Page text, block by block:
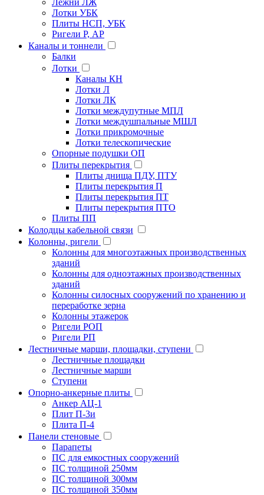
Лотки УБК
Плиты НСП, УБК
Ригели Р, АР
Каналы и тоннели
Балки
Лотки
Каналы КН
Лотки Л
Лотки ЛК
Лотки междупутные МПЛ
Лотки междушпальные МШЛ
Лотки прикромочные
Лотки телескопические
Опорные подушки ОП
Плиты перекрытия
Плиты днища ПДУ, ПТУ
Плиты перекрытия П
Плиты перекрытия ПТ
Плиты перекрытия ПТО
Плиты ПП
Колодцы кабельной связи
Колонны, ригели
Колонны для многоэтажных производственных
зданий
Колонны для одноэтажных производственных
зданий
Колонны силосных сооружений по хранению и
переработке зерна
Колонны этажерок
Ригели РОП
Ригели РП
Лестничные марши, площадки, ступени
Лестничные площадки
Лестничные марши
Ступени
Опорно-анкерные плиты
Анкер АЦ-1
Плит П-3и
Плита П-4
Панели стеновые
Парапеты
ПС для емкостных сооружений
ПС толщиной 250мм
ПС толщиной 300мм
ПС толщиной 350мм